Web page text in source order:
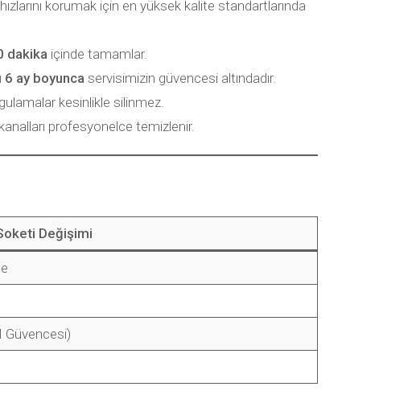
korumak için en yüksek kalite standartlarında
dakika içinde tamamlar.
6 ay boyunca servisimizin güvencesi altındadır.
kesinlikle silinmez.
profesyonelce temizlenir.
Değişimi
Güvencesi)